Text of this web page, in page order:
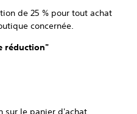
de 25 % pour tout achat
concernée.
réduction"
sur le panier d'achat